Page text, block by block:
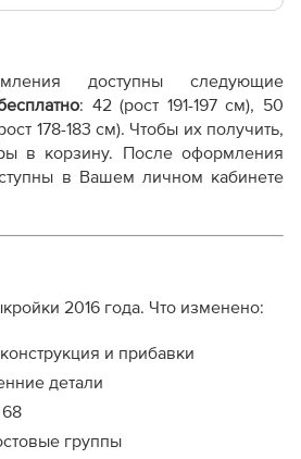
печати на принтере A4 или
печати 810мм в зависимости
швов
пошива
готовую выкройку по росту
доступны следующие
: 42 (рост 191-197 см), 50
178-183 см). Чтобы их получить,
в корзину. После оформления
в Вашем личном кабинете
2016 года. Что изменено:
и прибавки
детали
группы